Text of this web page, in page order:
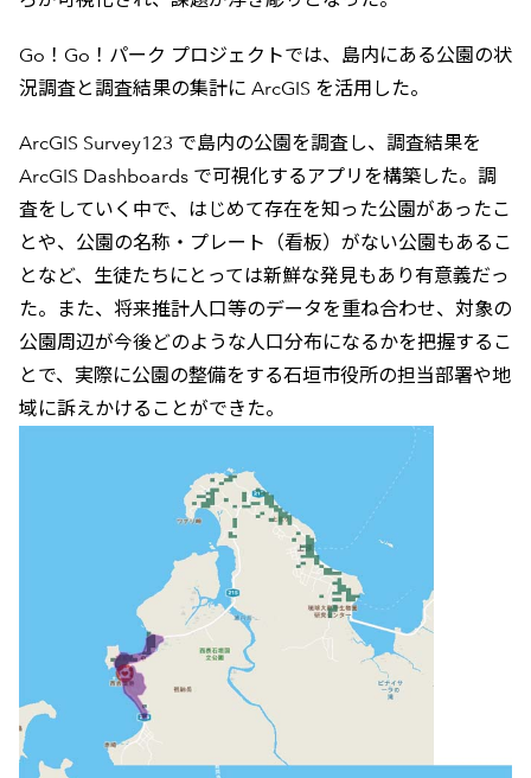
Go！Go！パーク プロジェクトでは、島内にある公園の状
況調査と調査結果の集計に ArcGIS を活用した。
ArcGIS Survey123 で島内の公園を調査し、調査結果を
ArcGIS Dashboards で可視化するアプリを構築した。調
査をしていく中で、はじめて存在を知った公園があったこ
とや、公園の名称・プレート（看板）がない公園もあるこ
となど、生徒たちにとっては新鮮な発見もあり有意義だっ
た。また、将来推計人口等のデータを重ね合わせ、対象の
公園周辺が今後どのような人口分布になるかを把握するこ
とで、実際に公園の整備をする石垣市役所の担当部署や地
域に訴えかけることができた。